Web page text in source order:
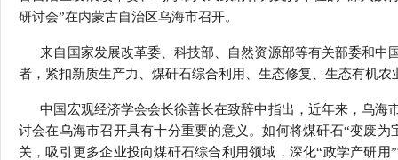
研讨会”在内蒙古自治区乌海市召开。
来自国家发展改革委、科技部、自然资源部等有关部委和中
者，紧扣新质生产力、煤矸石综合利用、生态修复、生态有机
中国宏观经济学会会长徐善长在致辞中指出，近年来，乌海
讨会在乌海市召开具有十分重要的意义。如何将煤矸石“变废
关，吸引更多企业投向煤矸石综合利用领域，深化“政学产研